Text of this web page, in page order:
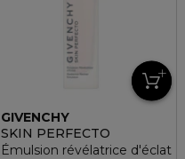
GIVENCHY
SKIN PERFECTO
Émulsion révélatrice d'éclat